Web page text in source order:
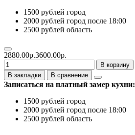
1500 рублей город
2000 рублей город после 18:00
2500 рублей область
2880.00р.3600.00р.
В корзину
В закладки
В сравнение
Записаться на платный замер кухни:
1500 рублей город
2000 рублей город после 18:00
2500 рублей область